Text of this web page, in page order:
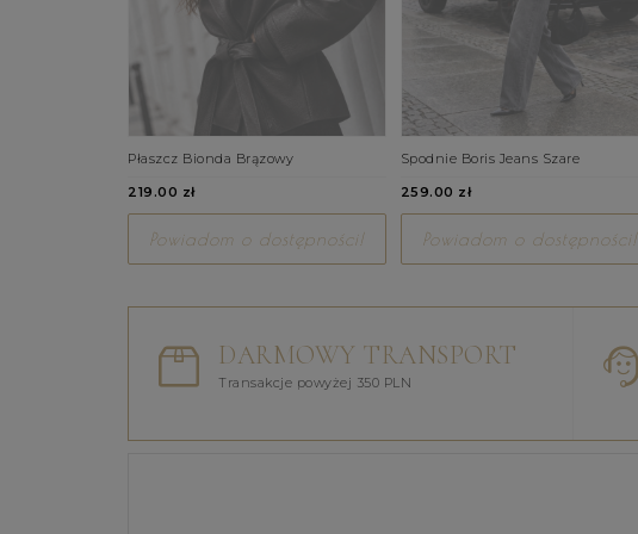
Płaszcz Bionda Brązowy
219.00 zł
Powiadom o dostępności!
Spodnie Boris Jeans Szare
259.00 zł
Powiadom o dostępności!
DARMOWY TRANSPORT
Transakcje powyżej 350 PLN